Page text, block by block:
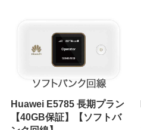
Huawei E5785 長期プラン
【40GB保証】【ソフトバ